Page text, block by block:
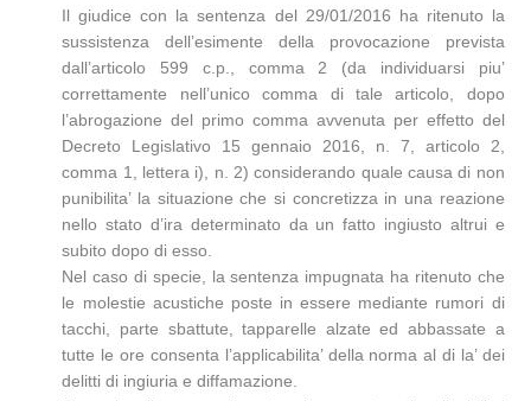
Il giudice con la sentenza del 29/01/2016 ha ritenuto la
sussistenza dell’esimente della provocazione prevista
dall’articolo 599 c.p., comma 2 (da individuarsi piu’
correttamente nell’unico comma di tale articolo, dopo
l’abrogazione del primo comma avvenuta per effetto del
Decreto Legislativo 15 gennaio 2016, n. 7, articolo 2,
comma 1, lettera i), n. 2) considerando quale causa di non
punibilita’ la situazione che si concretizza in una reazione
nello stato d’ira determinato da un fatto ingiusto altrui e
subito dopo di esso.
Nel caso di specie, la sentenza impugnata ha ritenuto che
le molestie acustiche poste in essere mediante rumori di
tacchi, parte sbattute, tapparelle alzate ed abbassate a
tutte le ore consenta l’applicabilita’ della norma al di la’ dei
delitti di ingiuria e diffamazione.